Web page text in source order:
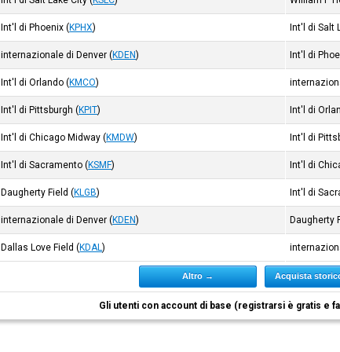
Int'l di Phoenix (KPHX) Int'l di Salt
internazionale di Denver (KDEN) Int'l di
Int'l di Orlando (KMCO)
Int'l di Pittsburgh (KPIT) Int'l di
Int'l di Chicago Midway (KMDW) Int'l di
Int'l di Sacramento (KSMF) Int'l di
Daugherty Field (KLGB) Int'l di
internazionale di Denver (KDEN) Daugherty
Dallas Love Field (KDAL)
Altro → Acquista
Gli utenti con account di base (registrarsi è gratis e